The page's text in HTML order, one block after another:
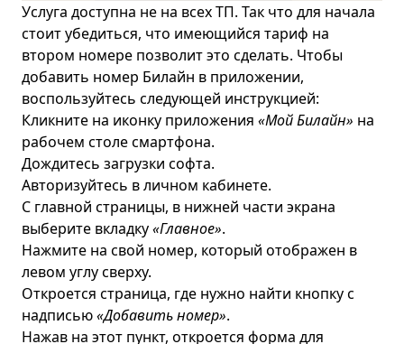
Услуга доступна не на всех ТП. Так что для начала
стоит убедиться, что имеющийся тариф на
втором номере позволит это сделать. Чтобы
добавить номер Билайн в приложении,
воспользуйтесь следующей инструкцией:
Кликните на иконку приложения «Мой Билайн» на
рабочем столе смартфона.
Дождитесь загрузки софта.
Авторизуйтесь в личном кабинете.
С главной страницы, в нижней части экрана
выберите вкладку«Главное».
Нажмите на свой номер, который отображен в
левом углу сверху.
Откроется страница, где нужно найти кнопку с
надписью«Добавить номер».
Нажав на этот пункт, откроется форма для